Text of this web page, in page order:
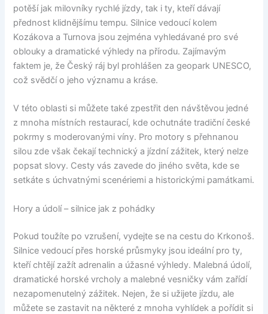
potěší jak milovníky rychlé jízdy, tak i ty, kteří dávají
přednost klidnějšímu tempu. Silnice vedoucí kolem
Kozákova a Turnova jsou zejména vyhledávané pro své
oblouky a dramatické výhledy na přírodu. Zajímavým
faktem je, že Český ráj byl prohlášen za geopark UNESCO,
což svědčí o jeho významu a kráse.
V této oblasti si můžete také zpestřit den návštěvou jedné
z mnoha místních restaurací, kde ochutnáte tradiční české
pokrmy s moderovanými víny. Pro motory s přehnanou
silou zde však čekají technický a jízdní zážitek, který nelze
popsat slovy. Cesty vás zavede do jiného světa, kde se
setkáte s úchvatnými scenériemi a historickými památkami.
Hory a údolí – silnice jak z pohádky
Pokud toužíte po vzrušení, vydejte se na cestu do Krkonoš.
Silnice vedoucí přes horské průsmyky jsou ideální pro ty,
kteří chtějí zažít adrenalin a úžasné výhledy. Malebná údolí,
dramatické horské vrcholy a malebné vesničky vám zařídí
nezapomenutelný zážitek. Nejen, že si užijete jízdu, ale
můžete se zastavit na některé z mnoha vyhlídek a pořídit si